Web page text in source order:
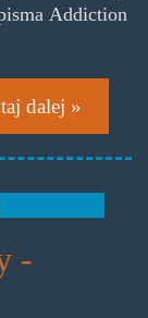
Addiction
dalej »
-